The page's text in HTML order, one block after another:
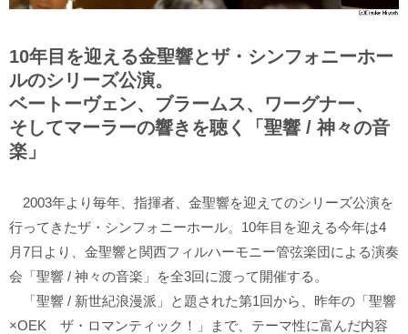
10年目を迎える金聖響とザ・シンフォニーホー
ルのシリーズ公演。
ベートーヴェン、ブラームス、ワーグナー、
そしてマーラーの響きを聴く「聖響 / 神々の音
楽」
2003年より毎年、指揮者、金聖響を迎えてのシリーズ公演を
行ってきたザ・シンフォニーホール。10年目を迎える今年は4
月7日より、金聖響と関西フィルハーモニー管弦楽団による演奏
会「聖響 / 神々の音楽」を全3回に渡って開催する。
「聖響 / 新世紀浪漫派」と題された第1回から、昨年の「聖響
×OEK ザ・ロマンティック！」まで、テーマ性に富んだ内容